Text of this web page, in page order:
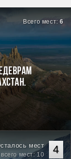
Всего мест:6
4
мест
всего мест: 10